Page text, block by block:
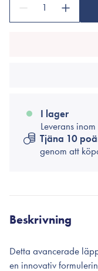
1
I lager
Leverans
Tjäna 10
genom att
Beskrivning
Detta avancerade
en innovativ